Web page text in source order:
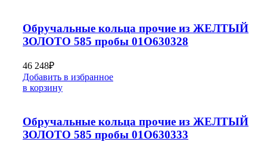
Обручальные кольца прочие из ЖЕЛТЫЙ
ЗОЛОТО 585 пробы 01О630328
46 248₽
Добавить в избранное
в корзину
Обручальные кольца прочие из ЖЕЛТЫЙ
ЗОЛОТО 585 пробы 01О630333